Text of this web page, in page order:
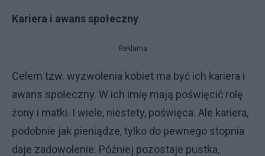
Kariera i awans społeczny
Reklama
Celem tzw. wyzwolenia kobiet ma być ich kariera i
awans społeczny. W ich imię mają poświęcić rolę
żony i matki. I wiele, niestety, poświęca. Ale kariera,
podobnie jak pieniądze, tylko do pewnego stopnia
daje zadowolenie. Później pozostaje pustka,